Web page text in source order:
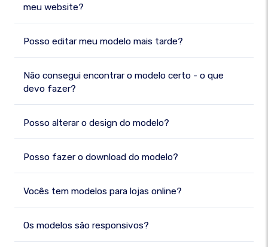
meu website?
Posso editar meu modelo mais tarde?
Não consegui encontrar o modelo certo - o que
devo fazer?
Posso alterar o design do modelo?
Posso fazer o download do modelo?
Vocês tem modelos para lojas online?
Os modelos são responsivos?